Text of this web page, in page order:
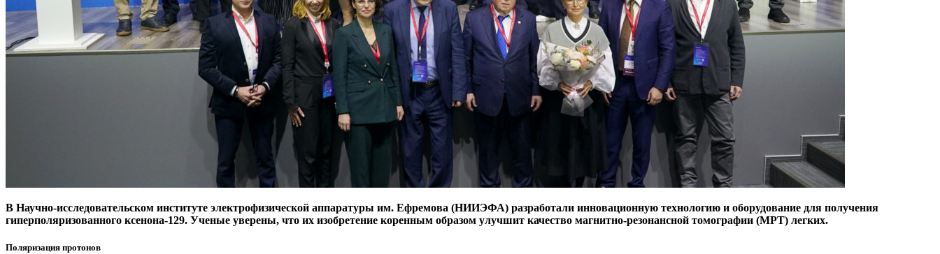
В Научно-исследовательском институте электрофизической аппаратуры им. Ефремова (НИИЭФА) разработали инновационную технологию и оборудование для получения
гиперполяризованного ксенона‑129. Ученые уверены, что их изобретение коренным образом улучшит качество магнитно-резонансной томографии (МРТ) легких.
Поляризация протонов